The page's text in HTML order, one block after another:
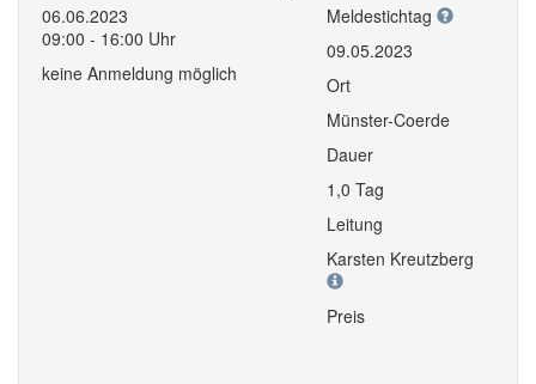
06.06.2023
09:00 - 16:00 Uhr
keine Anmeldung möglich
Meldestichtag
09.05.2023
Ort
Münster-Coerde
Dauer
1,0 Tag
Leitung
Karsten Kreutzberg
Preis